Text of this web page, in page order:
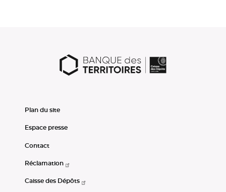
Plan du site
Espace presse
Contact
Réclamation
Caisse des Dépôts